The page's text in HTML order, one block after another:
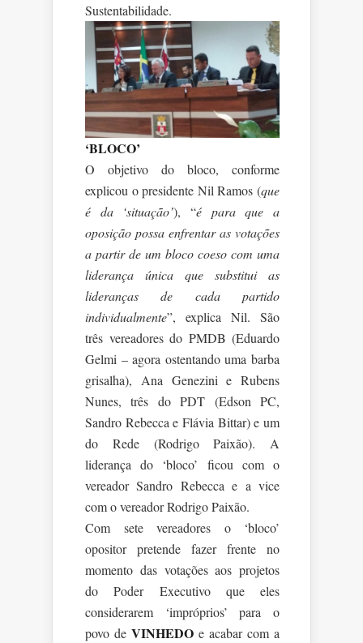
Sustentabilidade.
‘BLOCO’
O objetivo do bloco, conforme
explicou o presidente Nil Ramos (que
é da ‘situação’), “é para que a
oposição possa enfrentar as votações
a partir de um bloco coeso com uma
liderança única que substitui as
lideranças de cada partido
individualmente”, explica Nil. São
três vereadores do PMDB (Eduardo
Gelmi – agora ostentando uma barba
grisalha), Ana Genezini e Rubens
Nunes, três do PDT (Edson PC,
Sandro Rebecca e Flávia Bittar) e um
do Rede (Rodrigo Paixão). A
liderança do ‘bloco’ ficou com o
vereador Sandro Rebecca e a vice
com o vereador Rodrigo Paixão.
Com sete vereadores o ‘bloco’
opositor pretende fazer frente no
momento das votações aos projetos
do Poder Executivo que eles
considerarem ‘impróprios’ para o
povo de VINHEDO e acabar com a